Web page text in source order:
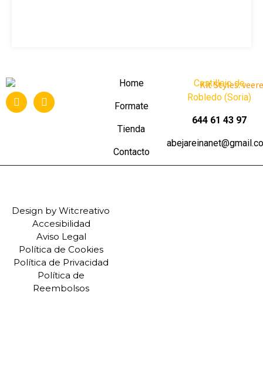
Home
Formate
Tienda
Contacto
Castillejo de
Robledo (Soria)
644 61 43 97
Design by Witcreativo
Accesibilidad
Aviso Legal
Política de Cookies
Política de Privacidad
Política de
Reembolsos